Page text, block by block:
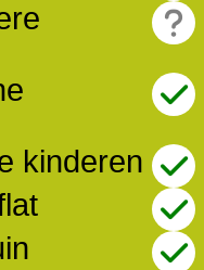
kinderen